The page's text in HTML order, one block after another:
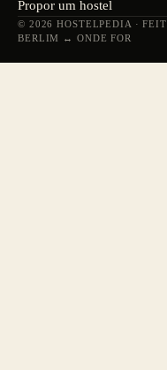
Propor um hostel
© 2026 HOSTELPEDIA ·
BERLIM ↔ ONDE FOR